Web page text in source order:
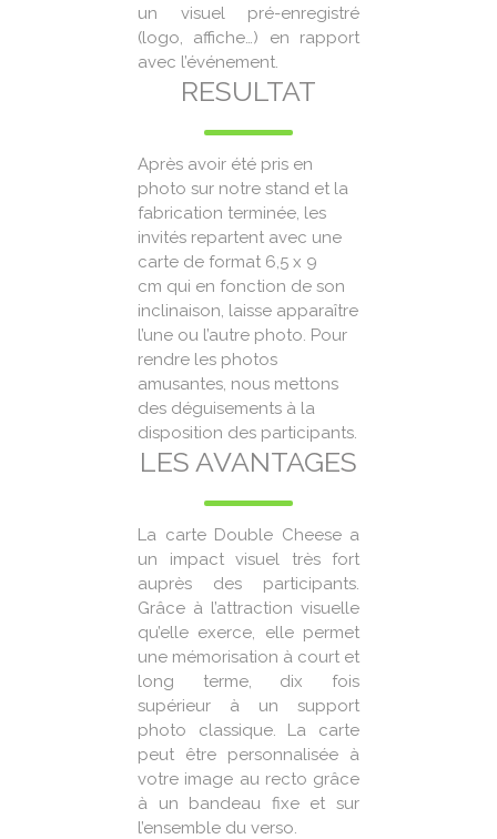
un visuel pré-enregistré
(logo, affiche…) en rapport
avec l’événement.
RESULTAT
Après avoir été pris en
photo sur notre stand et la
fabrication terminée, les
invités repartent avec une
carte de format 6,5 x 9
cm qui en fonction de son
inclinaison, laisse apparaître
l’une ou l’autre photo. Pour
rendre les photos
amusantes, nous mettons
des déguisements à la
disposition des participants.
LES AVANTAGES
La carte Double Cheese a
un impact visuel très fort
auprès des participants.
Grâce à l’attraction visuelle
qu’elle exerce, elle permet
une mémorisation à court et
long terme, dix fois
supérieur à un support
photo classique. La carte
peut être personnalisée à
votre image au recto grâce
à un bandeau fixe et sur
l’ensemble du verso.